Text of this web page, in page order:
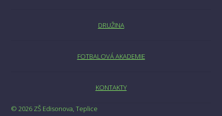
DRUŽINA
FOTBALOVÁ AKADEMIE
KONTAKTY
© 2026 ZŠ Edisonova, Teplice